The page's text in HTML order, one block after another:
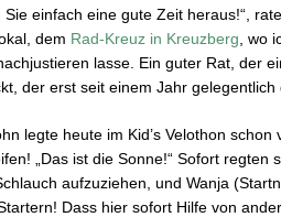
Sie einfach eine gute Zeit heraus!“,
dem Rad-Kreuz in Kreuzberg , wo
lasse. Ein guter Rat, der
der erst seit einem Jahr gelegentlich
legte heute im Kid’s Velothon
„Das ist die Sonne!“ Sofort
aufzuziehen, und Wanja
Dass hier sofort Hilfe von